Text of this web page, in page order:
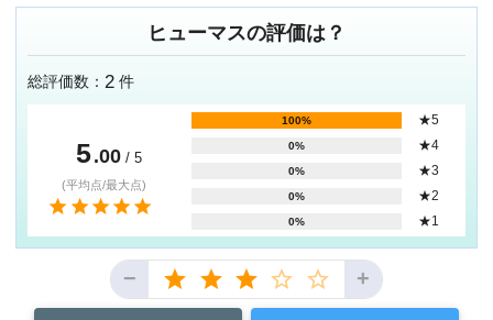
ヒューマスの評価は？
総評価数： 2 件
5.00/ 5
(平均点/最大点)
100% ★5
0% ★4
0% ★3
0% ★2
0% ★1
− +